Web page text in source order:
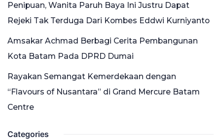
Penipuan, Wanita Paruh Baya Ini Justru Dapat
Rejeki Tak Terduga Dari Kombes Eddwi Kurniyanto
Amsakar Achmad Berbagi Cerita Pembangunan
Kota Batam Pada DPRD Dumai
Rayakan Semangat Kemerdekaan dengan
“Flavours of Nusantara” di Grand Mercure Batam
Centre
Categories